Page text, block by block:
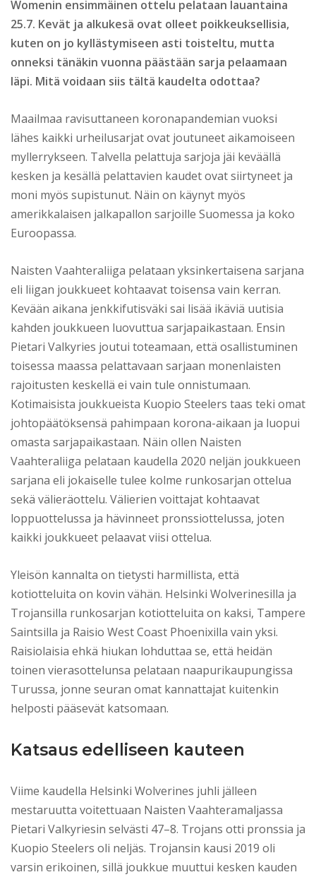
Womenin ensimmäinen ottelu pelataan lauantaina
25.7. Kevät ja alkukesä ovat olleet poikkeuksellisia,
kuten on jo kyllästymiseen asti toisteltu, mutta
onneksi tänäkin vuonna päästään sarja pelaamaan
läpi. Mitä voidaan siis tältä kaudelta odottaa?
Maailmaa ravisuttaneen koronapandemian vuoksi
lähes kaikki urheilusarjat ovat joutuneet aikamoiseen
myllerrykseen. Talvella pelattuja sarjoja jäi keväällä
kesken ja kesällä pelattavien kaudet ovat siirtyneet ja
moni myös supistunut. Näin on käynyt myös
amerikkalaisen jalkapallon sarjoille Suomessa ja koko
Euroopassa.
Naisten Vaahteraliiga pelataan yksinkertaisena sarjana
eli liigan joukkueet kohtaavat toisensa vain kerran.
Kevään aikana jenkkifutisväki sai lisää ikäviä uutisia
kahden joukkueen luovuttua sarjapaikastaan. Ensin
Pietari Valkyries joutui toteamaan, että osallistuminen
toisessa maassa pelattavaan sarjaan monenlaisten
rajoitusten keskellä ei vain tule onnistumaan.
Kotimaisista joukkueista Kuopio Steelers taas teki omat
johtopäätöksensä pahimpaan korona-aikaan ja luopui
omasta sarjapaikastaan. Näin ollen Naisten
Vaahteraliiga pelataan kaudella 2020 neljän joukkueen
sarjana eli jokaiselle tulee kolme runkosarjan ottelua
sekä välieräottelu. Välierien voittajat kohtaavat
loppuottelussa ja hävinneet pronssiottelussa, joten
kaikki joukkueet pelaavat viisi ottelua.
Yleisön kannalta on tietysti harmillista, että
kotiotteluita on kovin vähän. Helsinki Wolverinesilla ja
Trojansilla runkosarjan kotiotteluita on kaksi, Tampere
Saintsilla ja Raisio West Coast Phoenixilla vain yksi.
Raisiolaisia ehkä hiukan lohduttaa se, että heidän
toinen vierasottelunsa pelataan naapurikaupungissa
Turussa, jonne seuran omat kannattajat kuitenkin
helposti pääsevät katsomaan.
Katsaus edelliseen kauteen
Viime kaudella Helsinki Wolverines juhli jälleen
mestaruutta voitettuaan Naisten Vaahteramaljassa
Pietari Valkyriesin selvästi 47–8. Trojans otti pronssia ja
Kuopio Steelers oli neljäs. Trojansin kausi 2019 oli
varsin erikoinen, sillä joukkue muuttui kesken kauden